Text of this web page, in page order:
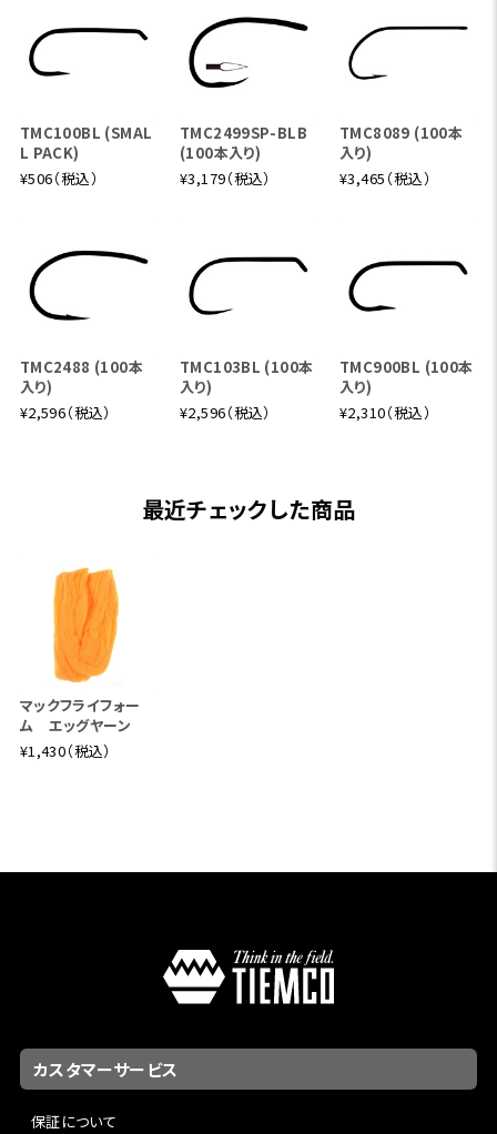
TMC100BL (SMAL
L PACK)
¥506（税込）
TMC2499SP-BLB
(100本入り)
¥3,179（税込）
TMC8089 (100本
入り)
¥3,465（税込）
TMC2488 (100本
入り)
¥2,596（税込）
TMC103BL (100本
入り)
¥2,596（税込）
TMC900BL (100本
入り)
¥2,310（税込）
最近チェックした商品
マックフライフォー
ム エッグヤーン
¥1,430（税込）
カスタマーサービス
保証について